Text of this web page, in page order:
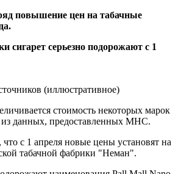
повышение цен на табачные
(иллюстративное)
стоимость некоторых марок
из данных, предоставленных МНС.
с 1 апреля новые цены установят на
табачной фабрики "Неман".